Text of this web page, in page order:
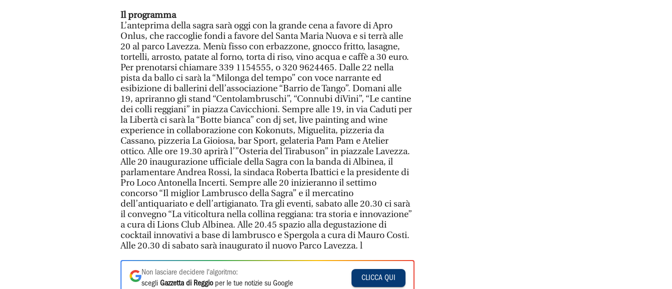
Il programma
L’anteprima della sagra sarà oggi con la grande cena a favore di Apro
Onlus, che raccoglie fondi a favore del Santa Maria Nuova e si terrà alle
20 al parco Lavezza. Menù fisso con erbazzone, gnocco fritto, lasagne,
tortelli, arrosto, patate al forno, torta di riso, vino acqua e caffè a 30 euro.
Per prenotarsi chiamare 339 1154555, o 320 9624465. Dalle 22 nella
pista da ballo ci sarà la “Milonga del tempo” con voce narrante ed
esibizione di ballerini dell’associazione “Barrio de Tango”. Domani alle
19, apriranno gli stand “Centolambruschi”, “Connubi diVini”, “Le cantine
dei colli reggiani” in piazza Cavicchioni. Sempre alle 19, in via Caduti per
la Libertà ci sarà la “Botte bianca” con dj set, live painting and wine
experience in collaborazione con Kokonuts, Miguelita, pizzeria da
Cassano, pizzeria La Gioiosa, bar Sport, gelateria Pam Pam e Atelier
ottico. Alle ore 19.30 aprirà l’”Osteria del Tirabuson” in piazzale Lavezza.
Alle 20 inaugurazione ufficiale della Sagra con la banda di Albinea, il
parlamentare Andrea Rossi, la sindaca Roberta Ibattici e la presidente di
Pro Loco Antonella Incerti. Sempre alle 20 inizieranno il settimo
concorso “Il miglior Lambrusco della Sagra” e il mercatino
dell’antiquariato e dell’artigianato. Tra gli eventi, sabato alle 20.30 ci sarà
il convegno “La viticoltura nella collina reggiana: tra storia e innovazione”
a cura di Lions Club Albinea. Alle 20.45 spazio alla degustazione di
cocktail innovativi a base di lambrusco e Spergola a cura di Mauro Costi.
Alle 20.30 di sabato sarà inaugurato il nuovo Parco Lavezza. l
Non lasciare decidere l'algoritmo:
scegli Gazzetta di Reggioper le tue notizie su Google
CLICCA QUI